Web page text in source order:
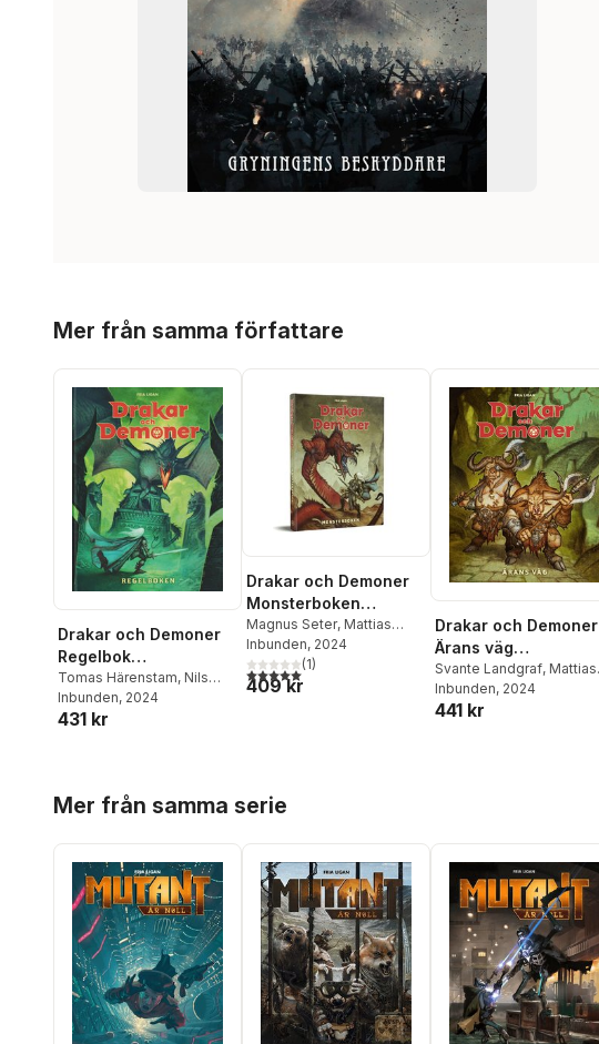
Mer från samma författare
Drakar och Demoner
Regelbok
Standardutgåva
Tomas Härenstam, Nils
Karlén
Inbunden, 2024
431 kr
Drakar och Demoner
Monsterboken
Standardutgåva
Magnus Seter, Mattias
Johnsson Haake
Marklund,Tomas
Härenstam
Inbunden, 2024
5,0utav 5 stjärnor. Totalt antal röster:
(1)
409 kr
Drakar och Demoner
Ärans väg
Standardutgåva
Svante Landgraf, Mattias
Johnsson Haake
Härenstam
Inbunden, 2024
441 kr
Mer från samma serie